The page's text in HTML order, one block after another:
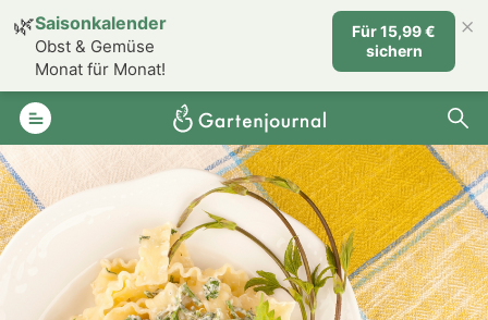
🌿Saisonkalender
Obst & Gemüse
Monat für Monat!
Für 15,99 €
sichern
×